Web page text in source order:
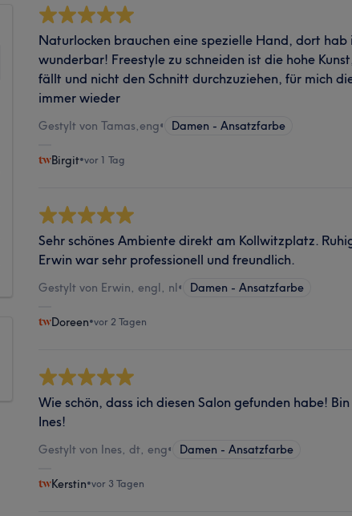
Naturlocken brauchen eine spezielle Hand, dort hab
wunderbar! Freestyle zu schneiden ist die hohe
fällt und nicht den Schnitt durchzuziehen, für mich
immer wieder
Gestylt von Tamas,eng• Damen - Ansatzfarbe
Birgit•vor 1 Tag
Sehr schönes Ambiente direkt am Kollwitzplatz.
Erwin war sehr professionell und freundlich.
Gestylt von Erwin, engl, nl• Damen - Ansatzfarbe
Doreen•vor 2 Tagen
Wie schön, dass ich diesen Salon gefunden habe!
Ines!
Gestylt von Ines, dt, eng• Damen - Ansatzfarbe
Kerstin•vor 3 Tagen